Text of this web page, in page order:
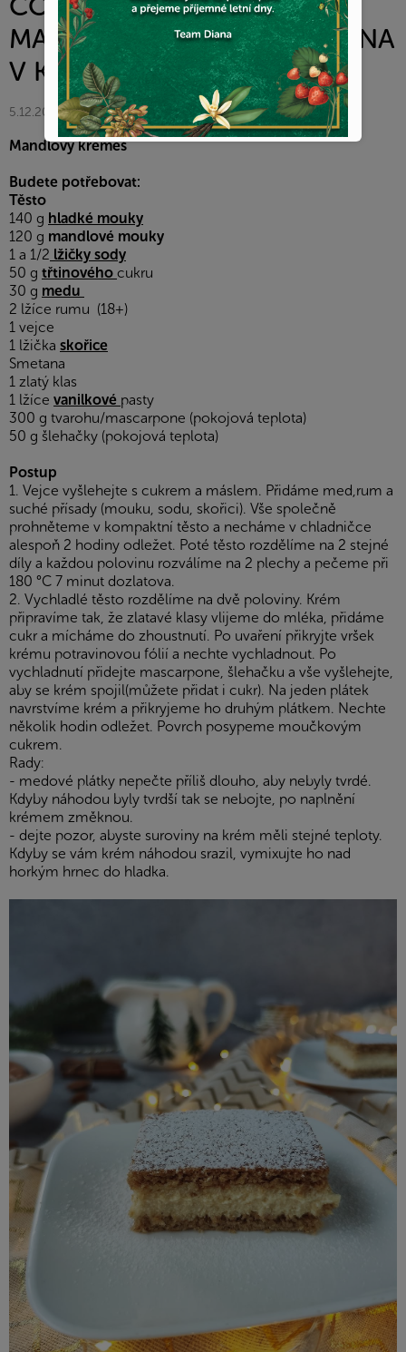
MASKRTKY_OD_KATKY- DIANA
V KUCHYNI
5.12.2025
Mandlový kremeš
Budete potřebovat:
Těsto
140 g hladké mouky
120 g mandlové mouky
1 a 1/2 lžičky sody
50 g třtinového cukru
30 g medu
2 lžíce rumu (18+)
1 vejce
1 lžička skořice
Smetana
1 zlatý klas
1 lžíce vanilkové pasty
300 g tvarohu/mascarpone (pokojová teplota)
50 g šlehačky (pokojová teplota)
Postup
1. Vejce vyšlehejte s cukrem a máslem. Přidáme med,rum a
suché přísady (mouku, sodu, skořici). Vše společně
prohněteme v kompaktní těsto a necháme v chladničce
alespoň 2 hodiny odležet. Poté těsto rozdělíme na 2 stejné
díly a každou polovinu rozválíme na 2 plechy a pečeme při
180 °C 7 minut dozlatova.
2. Vychladlé těsto rozdělíme na dvě poloviny. Krém
připravíme tak, že zlatavé klasy vlijeme do mléka, přidáme
cukr a mícháme do zhoustnutí. Po uvaření přikryjte vršek
krému potravinovou fólií a nechte vychladnout. Po
vychladnutí přidejte mascarpone, šlehačku a vše vyšlehejte,
aby se krém spojil(můžete přidat i cukr). Na jeden plátek
navrstvíme krém a přikryjeme ho druhým plátkem. Nechte
několik hodin odležet. Povrch posypeme moučkovým
cukrem.
Rady:
- medové plátky nepečte příliš dlouho, aby nebyly tvrdé.
Kdyby náhodou byly tvrdší tak se nebojte, po naplnění
krémem změknou.
- dejte pozor, abyste suroviny na krém měli stejné teploty.
Kdyby se vám krém náhodou srazil, vymixujte ho nad
horkým hrnec do hladka.